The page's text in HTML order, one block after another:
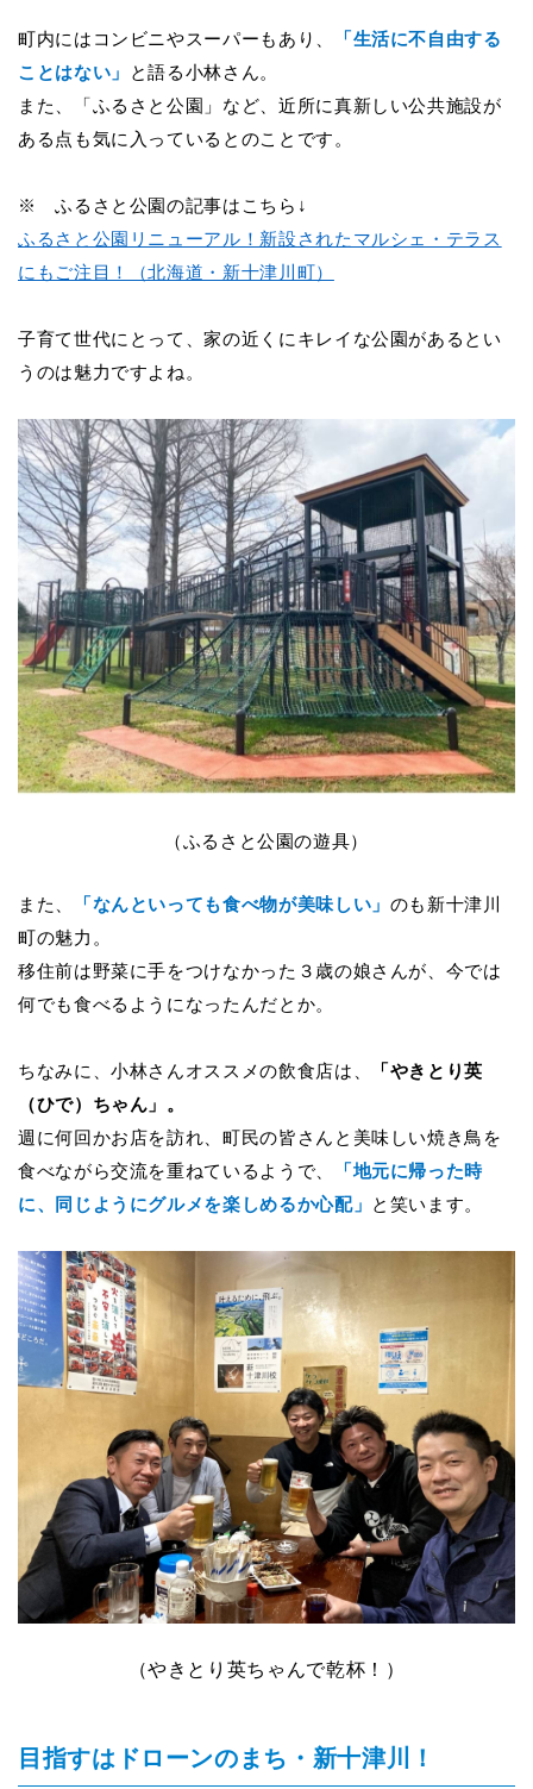
町内にはコンビニやスーパーもあり、
「生活に不自由する
ことはない」
と語る小林さん。
また、「ふるさと公園」など、近所に真新しい公共施設が
ある点も気に入っているとのことです。
※ ふるさと公園の記事はこちら↓
ふるさと公園リニューアル！新設されたマルシェ・テラス
にもご注目！（北海道・新十津川町）
子育て世代にとって、家の近くにキレイな公園があるとい
うのは魅力ですよね。
（ふるさと公園の遊具）
また、 「なんといっても食べ物が美味しい」 のも新十津川
町の魅力。
移住前は野菜に手をつけなかった３歳の娘さんが、今では
何でも食べるようになったんだとか。
ちなみに、小林さんオススメの飲食店は、
「やきとり英
（ひで）ちゃん」。
週に何回かお店を訪れ、町民の皆さんと美味しい焼き鳥を
食べながら交流を重ねているようで、
「地元に帰った時
に、同じようにグルメを楽しめるか心配」
と笑います。
（やきとり英ちゃんで乾杯！）
目指すはドローンのまち・新十津川！